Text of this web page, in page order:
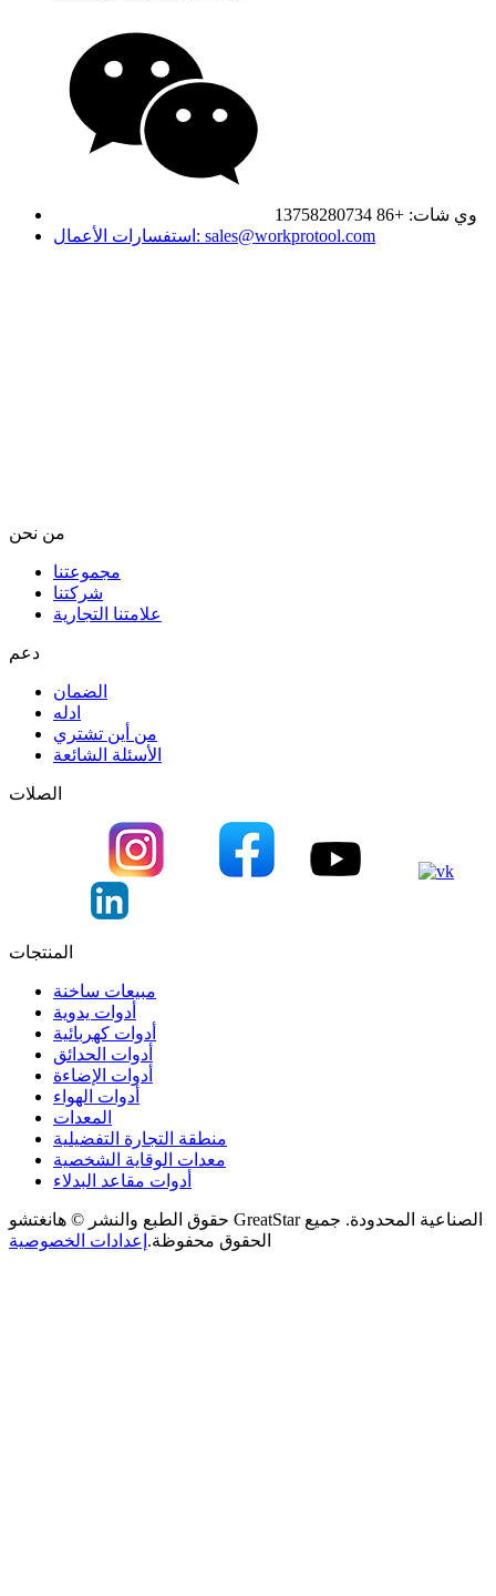
وي شات: +86 13758280734
استفسارات الأعمال: sales@workprotool.com
من نحن
مجموعتنا
شركتنا
علامتنا التجارية
دعم
الضمان
ادله
من أين تشتري
الأسئلة الشائعة
الصلات
المنتجات
مبيعات ساخنة
أدوات يدوية
أدوات كهربائية
أدوات الحدائق
أدوات الإضاءة
أدوات الهواء
المعدات
منطقة التجارة التفضيلية
معدات الوقاية الشخصية
أدوات مقاعد البدلاء
حقوق الطبع والنشر © هانغتشو GreatStar الصناعية المحدودة. جميع
الحقوق محفوظة. إعدادات الخصوصية